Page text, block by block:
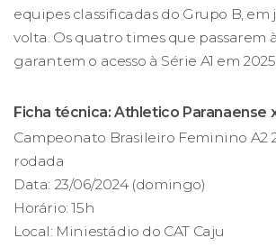
equipes classificadas do Grupo B, em
volta. Os quatro times que passarem
garantem o acesso à Série A1 em
Ficha técnica: Athletico Paranaense
Campeonato Brasileiro Feminino A2
rodada
Data: 23/06/2024 (domingo)
Horário: 15h
Local: Miniestádio do CAT Caju